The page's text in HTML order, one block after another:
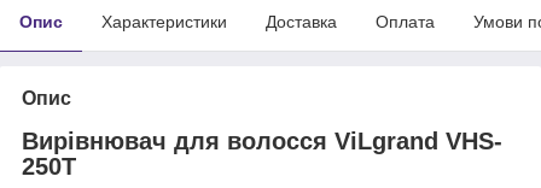
Опис Характеристики Доставка Оплата Умови
Опис
Вирівнювач для волосся ViLgrand VHS-
250T